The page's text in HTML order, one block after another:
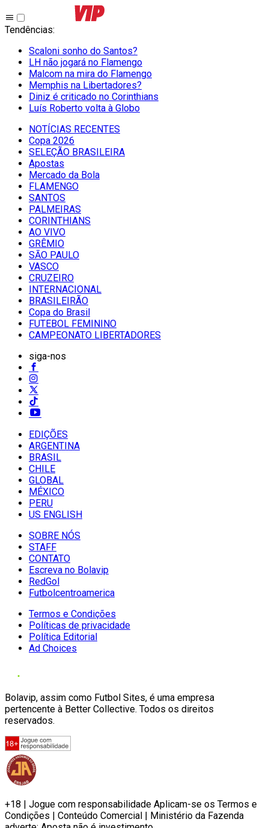
Tendências:
Scaloni sonho do Santos?
LH não jogará no Flamengo
Malcom na mira do Flamengo
Memphis na Libertadores?
Diniz é criticado no Corinthians
Luís Roberto volta à Globo
NOTÍCIAS RECENTES
Copa 2026
SELEÇÃO BRASILEIRA
Apostas
Mercado da Bola
FLAMENGO
SANTOS
PALMEIRAS
CORINTHIANS
AO VIVO
GRÊMIO
SĀO PAULO
VASCO
CRUZEIRO
INTERNACIONAL
BRASILEIRÃO
Copa do Brasil
FUTEBOL FEMININO
CAMPEONATO LIBERTADORES
siga-nos
EDIÇÕES
ARGENTINA
BRASIL
CHILE
GLOBAL
MÉXICO
PERU
US ENGLISH
SOBRE NÓS
STAFF
CONTATO
Escreva no Bolavip
RedGol
Futbolcentroamerica
Termos e Condições
Políticas de privacidade
Política Editorial
Ad Choices
Bolavip, assim como Futbol Sites, é uma empresa
pertencente à Better Collective. Todos os direitos
reservados.
+18 | Jogue com responsabilidade Aplicam-se os Termos e
Condições | Conteúdo Comercial | Ministério da Fazenda